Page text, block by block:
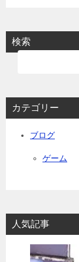
ョ
ン
検索
カテゴリー
ブログ
ゲーム
人気記事